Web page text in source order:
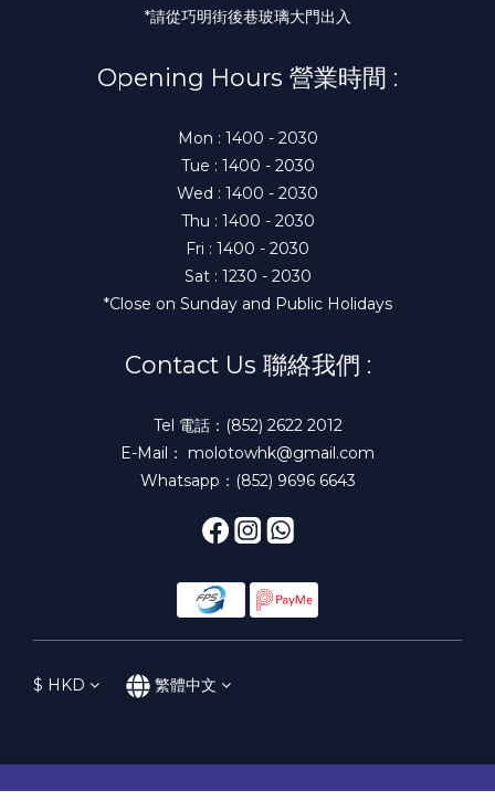
*請從巧明街後巷玻璃大門出入
Opening Hours 營業時間 :
Mon : 1400 - 2030
Tue : 1400 - 2030
Wed : 1400 - 2030
Thu : 1400 - 2030
Fri : 1400 - 2030
Sat : 1230 - 2030
*Close on Sunday and Public Holidays
Contact Us 聯絡我們 :
Tel 電話：(852) 2622 2012
E-Mail： molotowhk@gmail.com
Whatsapp：(852) 9696 6643
$ HKD 繁體中文